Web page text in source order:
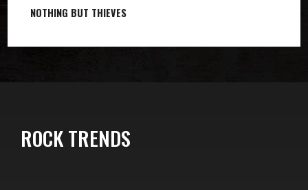
NOTHING BUT THIEVES
ROCK TRENDS